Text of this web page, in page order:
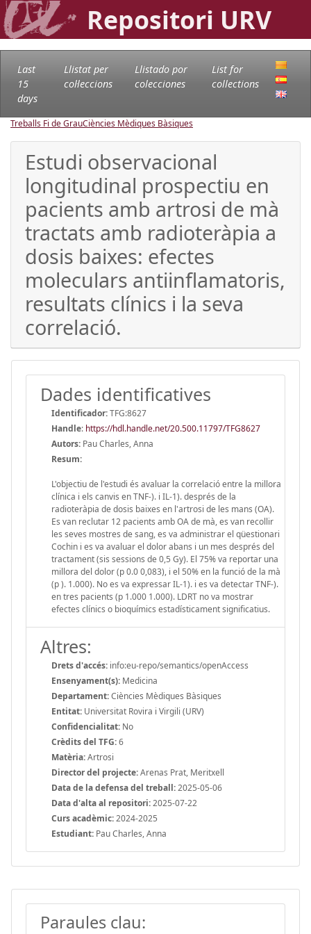
Repositori URV
Last
15
days
Llistat per
col·leccions
Llistado por
colecciones
List for
collections
Treballs Fi de GrauCiències Mèdiques Bàsiques
Estudi observacional
longitudinal prospectiu en
pacients amb artrosi de mà
tractats amb radioteràpia a
dosis baixes: efectes
moleculars antiinflamatoris,
resultats clínics i la seva
correlació.
Dades identificatives
Identificador:TFG:8627
Handle: https://hdl.handle.net/20.500.11797/TFG8627
Autors: Pau Charles, Anna
Resum:
L'objectiu de l'estudi és avaluar la correlació entre la millora
clínica i els canvis en TNF-). i IL-1). després de la
radioteràpia de dosis baixes en l'artrosi de les mans (OA).
Es van reclutar 12 pacients amb OA de mà, es van recollir
les seves mostres de sang, es va administrar el qüestionari
Cochin i es va avaluar el dolor abans i un mes després del
tractament (sis sessions de 0,5 Gy). El 75% va reportar una
millora del dolor (p 0.0 0,083), i el 50% en la funció de la mà
(p ). 1.000). No es va expressar IL-1). i es va detectar TNF-).
en tres pacients (p 1.000 1.000). LDRT no va mostrar
efectes clínics o bioquímics estadísticament significatius.
Altres:
Drets d'accés: info:eu-repo/semantics/openAccess
Ensenyament(s): Medicina
Departament:Ciències Mèdiques Bàsiques
Entitat: Universitat Rovira i Virgili (URV)
Confidencialitat: No
Crèdits del TFG:6
Matèria:Artrosi
Director del projecte:Arenas Prat, Meritxell
Data de la defensa del treball:2025-05-06
Data d'alta al repositori:2025-07-22
Curs acadèmic:2024-2025
Estudiant: Pau Charles, Anna
Paraules clau: